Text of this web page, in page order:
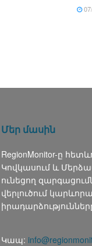
Մեր մասին
RegionMonitor-ը
Կովկասում և
ունեցող
վերլուծում
Կապ: